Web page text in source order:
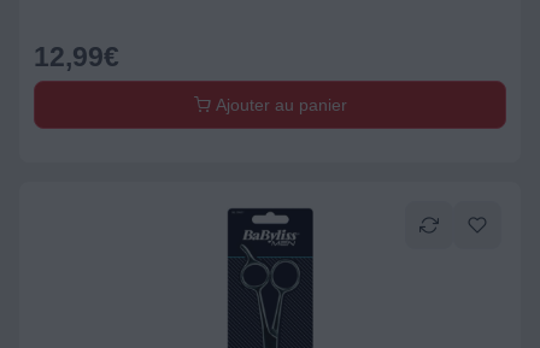
12,99€
Ajouter au panier